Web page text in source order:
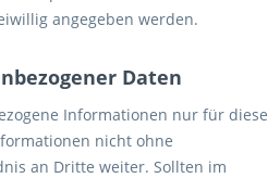
angegeben werden.
Daten
Informationen nur für diese
nicht ohne
an Dritte weiter. Sollten im